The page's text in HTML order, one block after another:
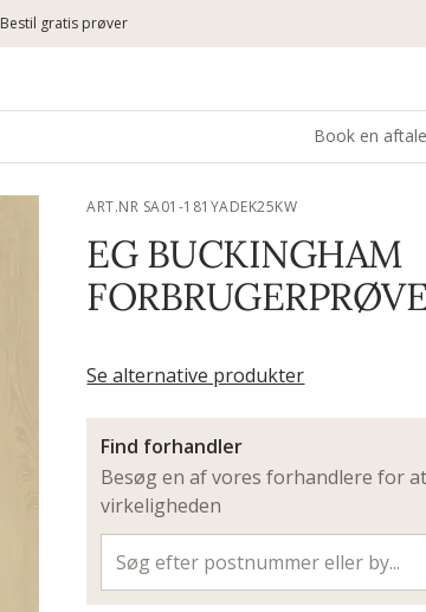
Bestil gratis prøver
Book en aftale
ART.NR SA01-181YADEK25KW
EG BUCKINGHAM
Se alternative produkter
Find forhandler
Besøg en af vores forhandlere for
virkeligheden